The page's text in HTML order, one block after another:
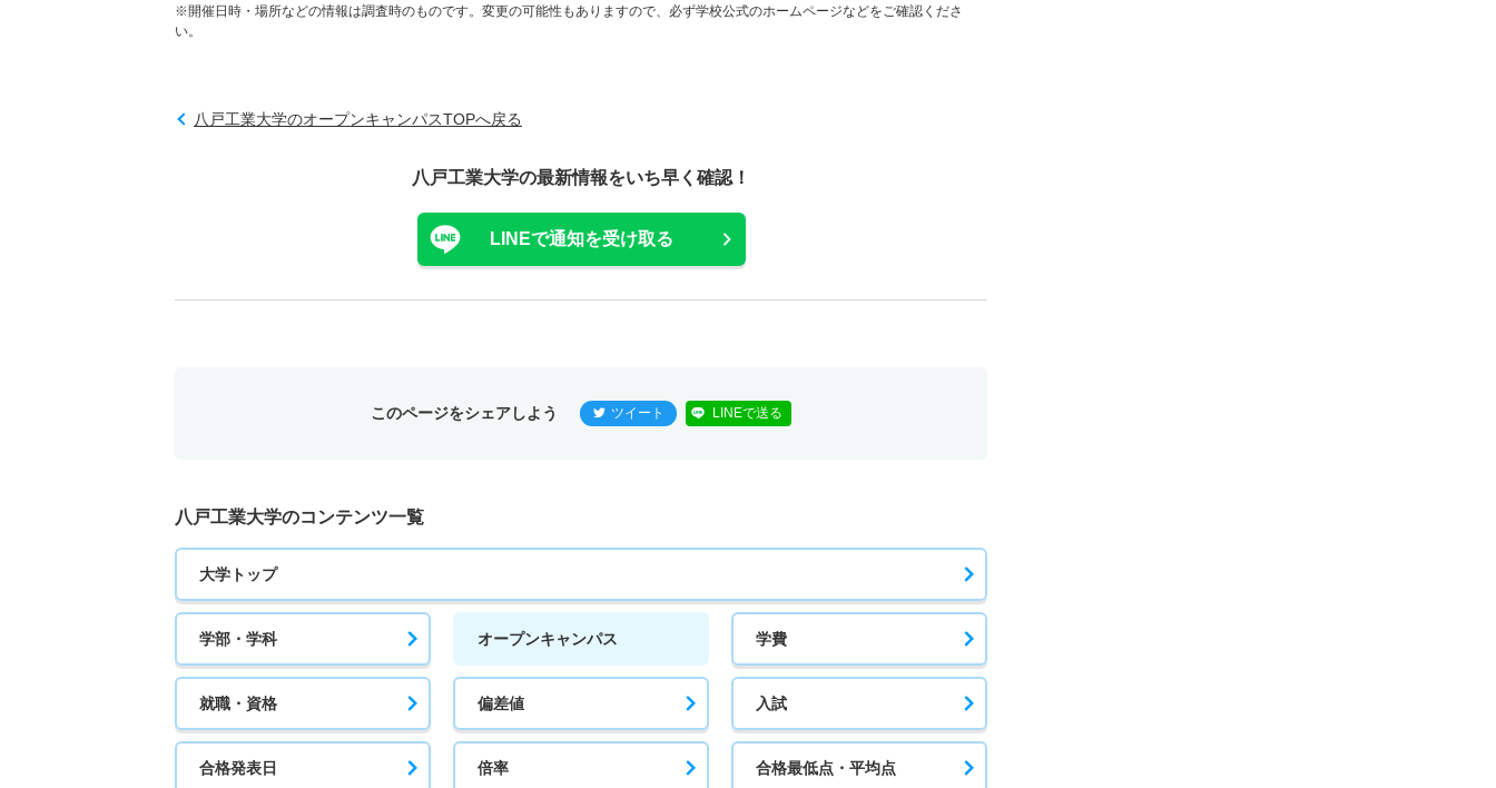
※開催日時・場所などの情報は調査時のものです。変更の可能性もありますので、必ず学校公式のホームページなどをご確認くださ
い。
八戸工業大学のオープンキャンパスTOPへ戻る
八戸工業大学の最新情報をいち早く確認！
LINEで通知を受け取る
このページをシェアしよう ツイート LINEで送る
八戸工業大学のコンテンツ一覧
大学トップ
学部・学科 オープンキャンパス 学費
就職・資格 偏差値 入試
合格発表日 倍率 合格最低点・平均点